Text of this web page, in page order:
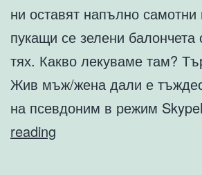
ни оставят напълно самотни
пукащи се зелени балончета
тях. Какво лекуваме там?
Жив мъж/жена дали е
на псевдоним в режим
reading